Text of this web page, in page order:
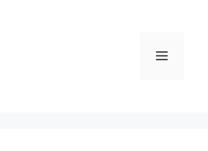
Menu